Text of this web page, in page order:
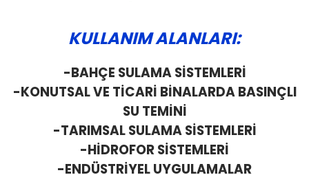
KULLANIM ALANLARI:
-BAHÇE SULAMA SİSTEMLERİ
-KONUTSAL VE TİCARİ BİNALARDA BASINÇLI
SU TEMİNİ
-TARIMSAL SULAMA SİSTEMLERİ
-HİDROFOR SİSTEMLERİ
-ENDÜSTRİYEL UYGULAMALAR